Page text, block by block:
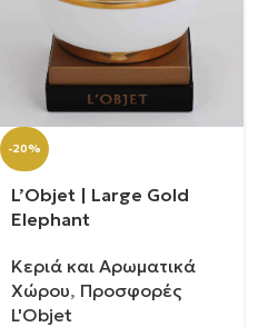
-20%
L’Objet | Large Gold
Elephant
Κεριά και Αρωματικά
Χώρου, Προσφορές
L'Objet